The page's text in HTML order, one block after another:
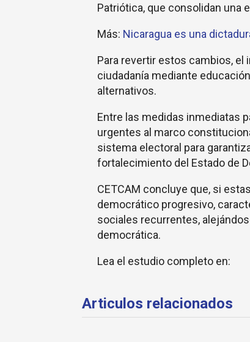
Patriótica, que consolidan una
Más: Nicaragua es una
Para revertir estos cambios, el
ciudadanía mediante
alternativos.
Entre las medidas inmediatas
urgentes al marco
sistema electoral para
fortalecimiento del Estado de
CETCAM concluye que, si
democrático progresivo,
sociales recurrentes,
democrática.
Lea el estudio completo en:
Articulos relacionados